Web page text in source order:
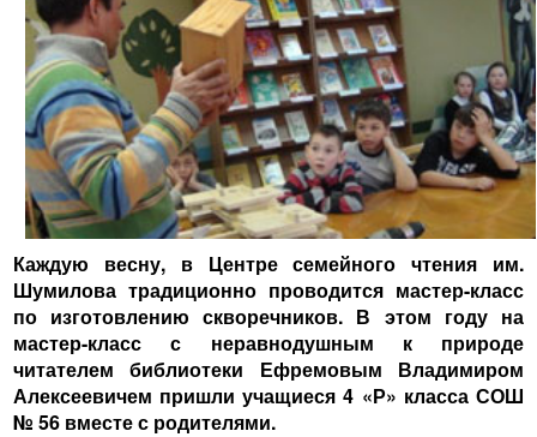
Каждую весну, в Центре семейного чтения им.
Шумилова традиционно проводится мастер-класс
по изготовлению скворечников. В этом году на
мастер-класс с неравнодушным к природе
читателем библиотеки Ефремовым Владимиром
Алексеевичем пришли учащиеся 4 «Р» класса СОШ
№ 56 вместе с родителями.